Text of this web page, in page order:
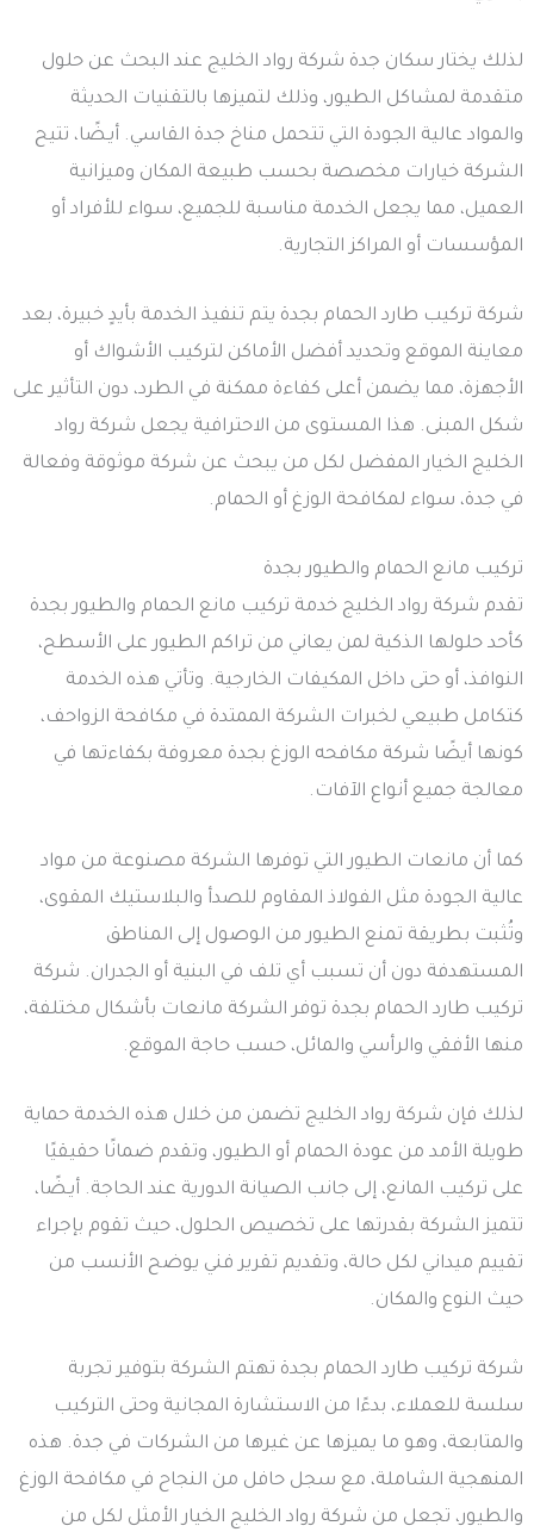
لذلك يختار سكان جدة شركة رواد الخليج عند البحث عن حلول
متقدمة لمشاكل الطيور، وذلك لتميزها بالتقنيات الحديثة
والمواد عالية الجودة التي تتحمل مناخ جدة القاسي. أيـضًا، تتيح
الشركة خيارات مخصصة بحسب طبيعة المكان وميزانية
العميل، مما يجعل الخدمة مناسبة للجميع، سواء للأفراد أو
المؤسسات أو المراكز التجارية.
شركة تركيب طارد الحمام بجدة يتم تنفيذ الخدمة بأيدٍ خبيرة، بعد
معاينة الموقع وتحديد أفضل الأماكن لتركيب الأشواك أو
الأجهزة، مما يضمن أعلى كفاءة ممكنة في الطرد، دون التأثير على
شكل المبنى. هذا المستوى من الاحترافية يجعل شركة رواد
الخليج الخيار المفضل لكل من يبحث عن شركة موثوقة وفعالة
في جدة، سواء لمكافحة الوزغ أو الحمام.
تركيب مانع الحمام والطيور بجدة
تقدم شركة رواد الخليج خدمة تركيب مانع الحمام والطيور بجدة
كأحد حلولها الذكية لمن يعاني من تراكم الطيور على الأسطح،
النوافذ، أو حتى داخل المكيفات الخارجية. وتأتي هذه الخدمة
كتكامل طبيعي لخبرات الشركة الممتدة في مكافحة الزواحف،
كونها أيضًا شركة مكافحه الوزغ بجدة معروفة بكفاءتها في
معالجة جميع أنواع الآفات.
كما أن مانعات الطيور التي توفرها الشركة مصنوعة من مواد
عالية الجودة مثل الفولاذ المقاوم للصدأ والبلاستيك المقوى،
وتُثبت بطريقة تمنع الطيور من الوصول إلى المناطق
المستهدفة دون أن تسبب أي تلف في البنية أو الجدران. شركة
تركيب طارد الحمام بجدة توفر الشركة مانعات بأشكال مختلفة،
منها الأفقي والرأسي والمائل، حسب حاجة الموقع.
لذلك فإن شركة رواد الخليج تضمن من خلال هذه الخدمة حماية
طويلة الأمد من عودة الحمام أو الطيور، وتقدم ضمانًا حقيقيًا
على تركيب المانع، إلى جانب الصيانة الدورية عند الحاجة. أيـضًا،
تتميز الشركة بقدرتها على تخصيص الحلول، حيث تقوم بإجراء
تقييم ميداني لكل حالة، وتقديم تقرير فني يوضح الأنسب من
حيث النوع والمكان.
شركة تركيب طارد الحمام بجدة تهتم الشركة بتوفير تجربة
سلسة للعملاء، بدءًا من الاستشارة المجانية وحتى التركيب
والمتابعة، وهو ما يميزها عن غيرها من الشركات في جدة. هذه
المنهجية الشاملة، مع سجل حافل من النجاح في مكافحة الوزغ
والطيور، تجعل من شركة رواد الخليج الخيار الأمثل لكل من